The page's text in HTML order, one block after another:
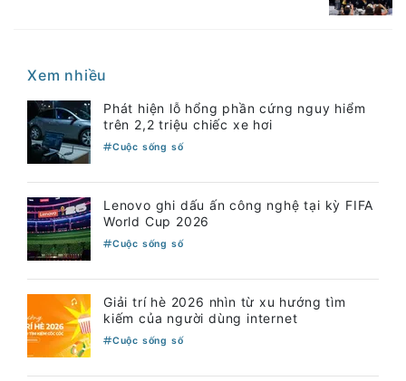
Xem nhiều
Phát hiện lỗ hổng phần cứng nguy hiểm
trên 2,2 triệu chiếc xe hơi
Cuộc sống số
Lenovo ghi dấu ấn công nghệ tại kỳ FIFA
World Cup 2026
Cuộc sống số
Giải trí hè 2026 nhìn từ xu hướng tìm
kiếm của người dùng internet
Cuộc sống số